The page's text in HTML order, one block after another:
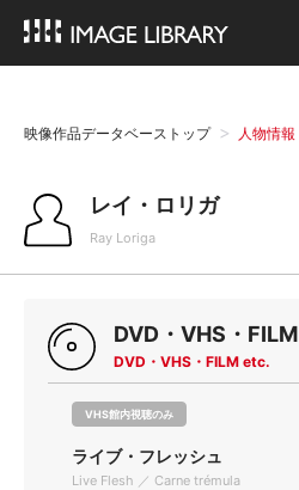
映像作品データベーストップ 人物情
レイ・ロリガ
Ray Loriga
DVD・VHS・
DVD・VHS・FILM etc.
VHS館内視聴のみ
ライブ・フレッシュ
Live Flesh ／ Carne trémula